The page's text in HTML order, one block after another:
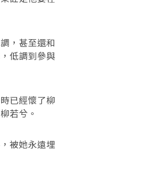
，甚至還和
低調到參與
已經懷了柳
若兮。
被她永遠埋